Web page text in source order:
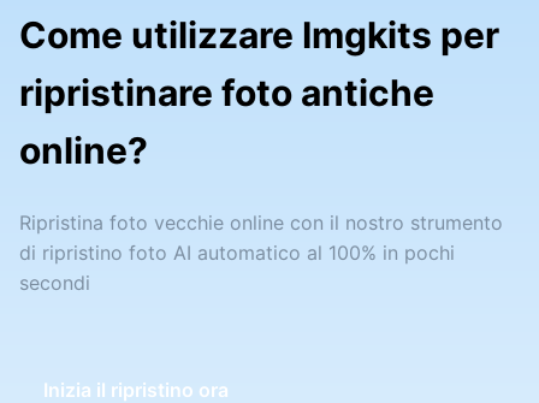
Come utilizzare Imgkits per
ripristinare foto antiche
online?
Ripristina foto vecchie online con il nostro strumento
di ripristino foto AI automatico al 100% in pochi
secondi
Inizia il ripristino ora